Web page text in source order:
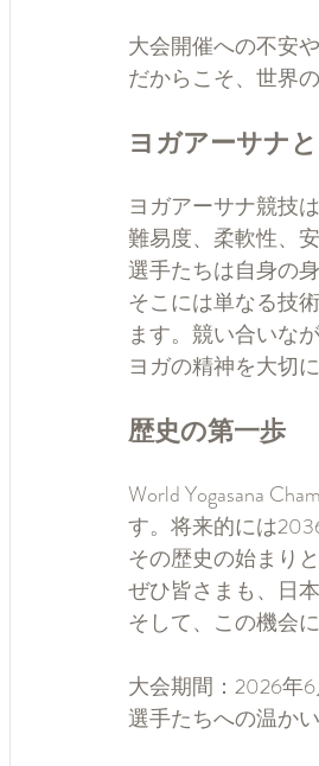
大会開催への不安
だからこそ、世界
ヨガアーサナ
ヨガアーサナ競技
難易度、柔軟性、
選手たちは自身の
そこには単なる技
ます。競い合いな
ヨガの精神を大切
歴史の第一歩
World Yogasana
す。将来的には
その歴史の始まり
ぜひ皆さまも、日
そして、この機会
大会期間：2026年
選手たちへの温か